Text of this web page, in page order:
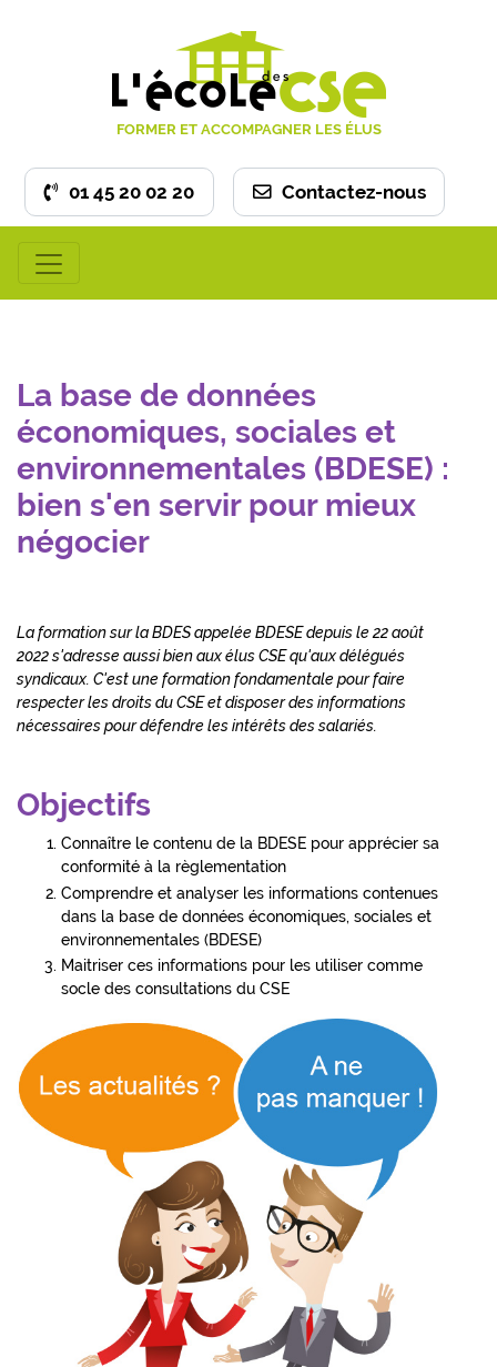
FORMER ET ACCOMPAGNER LES ÉLUS
01 45 20 02 20 Contactez-nous
La base de données
économiques, sociales et
environnementales (BDESE) :
bien s'en servir pour mieux
négocier
La formation sur la BDES appelée BDESE depuis le 22 août
2022 s'adresse aussi bien aux élus CSE qu'aux délégués
syndicaux. C'est une formation fondamentale pour faire
respecter les droits du CSE et disposer des informations
nécessaires pour défendre les intérêts des salariés.
Objectifs
Connaître le contenu de la BDESE pour apprécier sa
conformité à la règlementation
Comprendre et analyser les informations contenues
dans la base de données économiques, sociales et
environnementales (BDESE)
Maitriser ces informations pour les utiliser comme
socle des consultations du CSE